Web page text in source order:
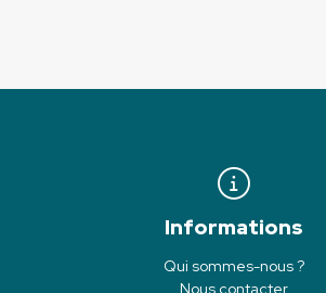
Informations
Qui sommes-nous ?
Nous contacter